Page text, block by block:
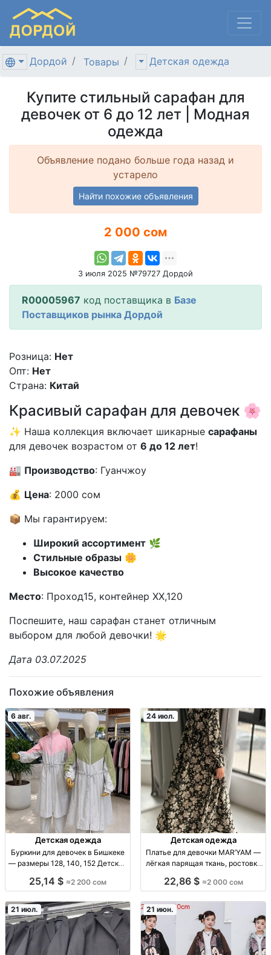
Дордой Товары Детская одежда
Купите стильный сарафан для
девочек от 6 до 12 лет | Модная
одежда
Объявление подано больше года назад и
устарело
Найти похожие объявления
2 000 сом
3 июля 2025 №79727 Дордой
R00005967 код поставщика в Базе
Поставщиков рынка Дордой
Розница: Нет
Опт: Нет
Страна: Китай
Красивый сарафан для девочек 🌸
✨ Наша коллекция включает шикарные сарафаны
для девочек возрастом от 6 до 12 лет!
🏭 Производство: Гуанчжоу
💰 Цена: 2000 сом
📦 Мы гарантируем:
Широкий ассортимент 🌿
Стильные образы 🌼
Высокое качество
Место: Проход15, контейнер XX,120
Поспешите, наш сарафан станет отличным
выбором для любой девочки! 🌟
Дата 03.07.2025
Похожие объявления
6 авг.
Детская одежда
Буркини для девочек в Бишкеке
— размеры 128, 140, 152 Детские
комбинированный верх, р-р
ограниченная парти
25,14 $ ≈2 200 сом
24 июл.
Детская одежда
Платье для девочки MAR’YAM —
лёгкая парящая ткань, ростовки
MAR’YAM, невесомая лёгкая
Ростовки: 134/146/158. Для
22,86 $ ≈2 000 сом
21 июл. 21 июн.